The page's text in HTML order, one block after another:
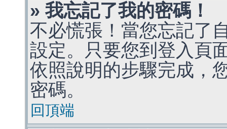
» 我忘記了我的密碼！
不必慌張！當您忘記了
設定。只要您到登入頁
依照說明的步驟完成，
密碼。
回頂端